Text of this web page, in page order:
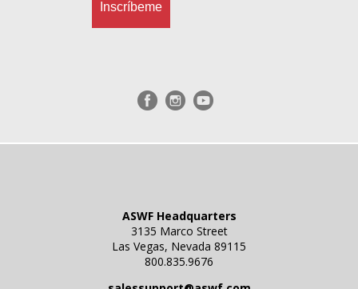
ASWF Headquarters
3135 Marco Street
Las Vegas, Nevada 89115
800.835.9676